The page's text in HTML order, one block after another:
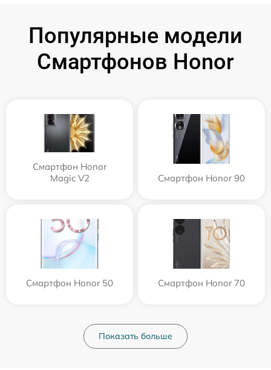
Популярные модели
Смартфонов Honor
Смартфон Honor
Magic V2
Смартфон Honor 90
Смартфон Honor 50 Смартфон Honor 70
Показать больше